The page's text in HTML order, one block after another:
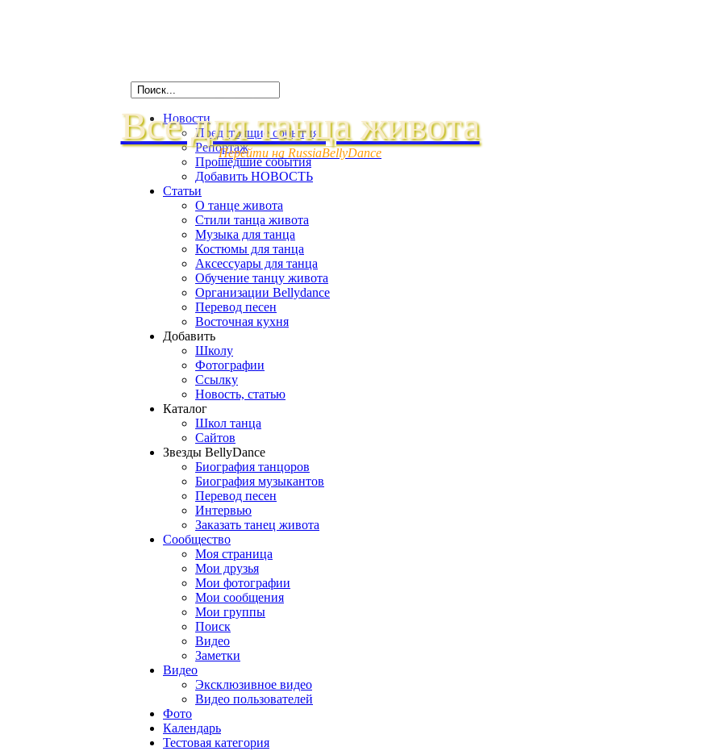
Все для танца живота
Перейти на RussiaBellyDance
Новости
Предстоящие события
Репортаж
Прошедшие события
Добавить НОВОСТЬ
Статьи
О танце живота
Стили танца живота
Музыка для танца
Костюмы для танца
Аксессуары для танца
Обучение танцу живота
Организации Bellydance
Перевод песен
Восточная кухня
Добавить
Школу
Фотографии
Ссылку
Новость, статью
Каталог
Школ танца
Сайтов
Звезды BellyDance
Биография танцоров
Биография музыкантов
Перевод песен
Интервью
Заказать танец живота
Сообщество
Моя страница
Мои друзья
Мои фотографии
Мои сообщения
Мои группы
Поиск
Видео
Заметки
Видео
Эксклюзивное видео
Видео пользователей
Фото
Календарь
Тестовая категория